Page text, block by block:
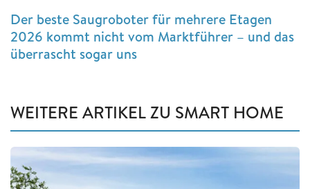
Der beste Saugroboter für mehrere Etagen
2026 kommt nicht vom Marktführer – und das
überrascht sogar uns
WEITERE ARTIKEL ZU SMART HOME